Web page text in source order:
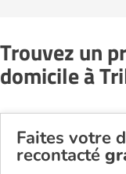
Trouvez un
domicile à
Faites votre
recontacté